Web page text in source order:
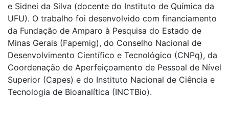
e Sidnei da Silva (docente do Instituto de Química da
UFU). O trabalho foi desenvolvido com financiamento
da Fundação de Amparo à Pesquisa do Estado de
Minas Gerais (Fapemig), do Conselho Nacional de
Desenvolvimento Científico e Tecnológico (CNPq), da
Coordenação de Aperfeiçoamento de Pessoal de Nível
Superior (Capes) e do Instituto Nacional de Ciência e
Tecnologia de Bioanalítica (INCTBio).